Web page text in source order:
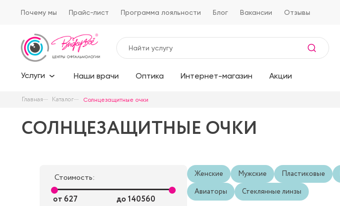
Почему мы Прайс-лист Программа лояльности Блог Вакансии Отзывы
Услуги Наши врачи Оптика Интернет-магазин Акции
Главная Каталог Солнцезащитные очки
СОЛНЦЕЗАЩИТНЫЕ ОЧКИ
Стоимость:
от 627 до140560
Женские Мужские Пластиковые
Авиаторы
Стеклянные линзы